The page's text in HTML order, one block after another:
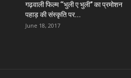
गढ़वाली फिल्म ‘‘भुली ए भुली’’ का प्रमोशन
पहाड़ की संस्कृति पर...
June 18, 2017